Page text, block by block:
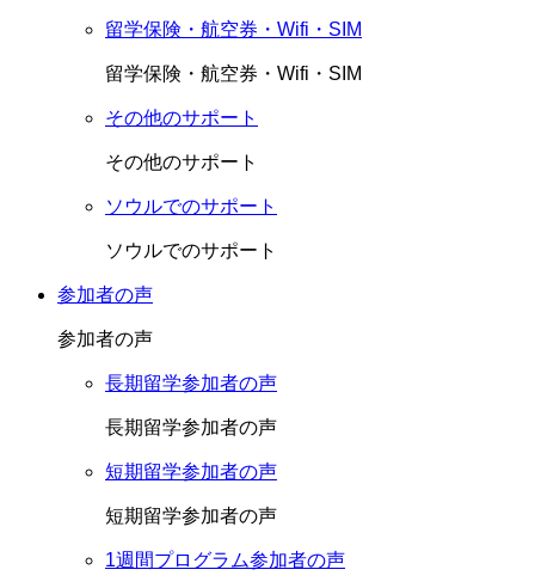
留学保険・航空券・Wifi・SIM
留学保険・航空券・Wifi・SIM
その他のサポート
その他のサポート
ソウルでのサポート
ソウルでのサポート
参加者の声
参加者の声
長期留学参加者の声
長期留学参加者の声
短期留学参加者の声
短期留学参加者の声
1週間プログラム参加者の声